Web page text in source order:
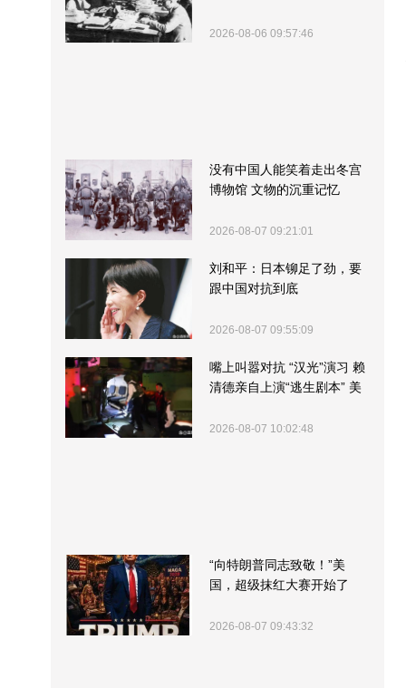
2026-08-06 09:57:46
没有中国人能笑着走出冬宫
博物馆 文物的沉重记忆
2026-08-07 09:21:01
刘和平：日本铆足了劲，要
跟中国对抗到底
2026-08-07 09:55:09
嘴上叫嚣对抗 “汉光”演习 赖
清德亲自上演“逃生剧本” 美
2026-08-07 10:02:48
“向特朗普同志致敬！”美
国，超级抹红大赛开始了
2026-08-07 09:43:32